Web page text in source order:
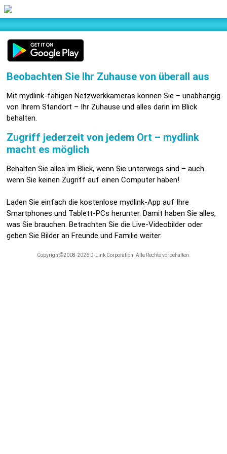
Beobachten Sie Ihr Zuhause von überall aus
Mit mydlink-fähigen Netzwerkkameras können Sie – unabhängig
von Ihrem Standort – Ihr Zuhause und alles darin im Blick
behalten.
Zugriff jederzeit von jedem Ort – mydlink
macht es möglich
Behalten Sie alles im Blick, wenn Sie unterwegs sind – auch
wenn Sie keinen Zugriff auf einen Computer haben!
Laden Sie einfach die kostenlose mydlink-App auf Ihre
Smartphones und Tablett-PCs herunter. Damit haben Sie alles,
was Sie brauchen. Betrachten Sie die Live-Videobilder oder
geben Sie Bilder an Freunde und Familie weiter.
Copyright©2008-2026 D-Link Corporation. Alle Rechte vorbehalten.